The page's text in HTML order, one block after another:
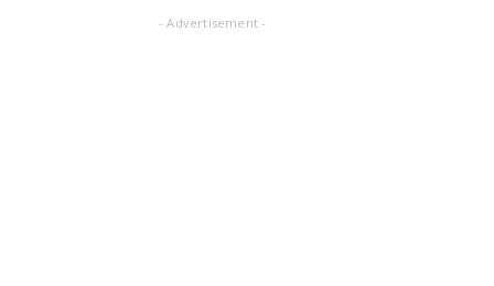
- Advertisement -